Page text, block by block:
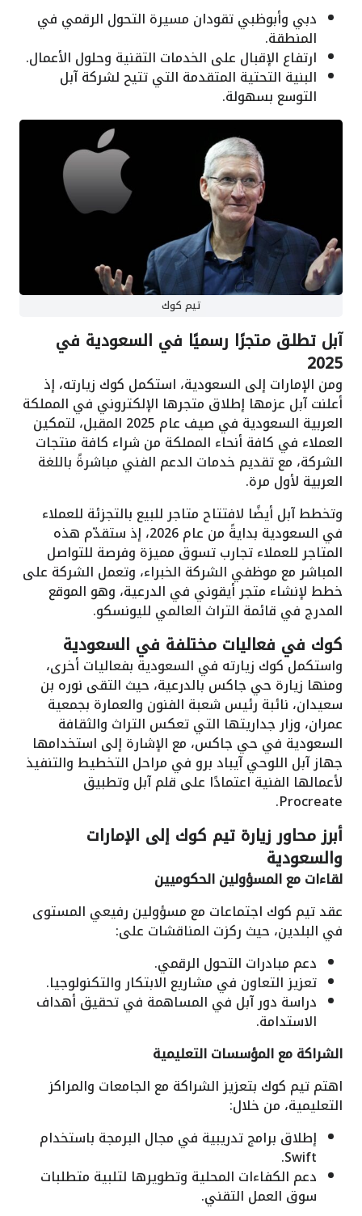
دبي وأبوظبي تقودان مسيرة التحول الرقمي في
المنطقة.
ارتفاع الإقبال على الخدمات التقنية وحلول الأعمال.
البنية التحتية المتقدمة التي تتيح لشركة آبل
التوسع بسهولة.
تيم كوك
آبل تطلق متجرًا رسميًا في السعودية في
2025
ومن الإمارات إلى السعودية، استكمل كوك زيارته، إذ
أعلنت آبل عزمها إطلاق متجرها الإلكتروني في المملكة
العربية السعودية في صيف عام 2025 المقبل، لتمكين
العملاء في كافة أنحاء المملكة من شراء كافة منتجات
الشركة، مع تقديم خدمات الدعم الفني مباشرةً باللغة
العربية لأول مرة.
وتخطط آبل أيضًا لافتتاح متاجر للبيع بالتجزئة للعملاء
في السعودية بدايةً من عام 2026، إذ ستقدّم هذه
المتاجر للعملاء تجارب تسوق مميزة وفرصة للتواصل
المباشر مع موظفي الشركة الخبراء، وتعمل الشركة على
خطط لإنشاء متجر أيقوني في الدرعية، وهو الموقع
المدرج في قائمة التراث العالمي لليونسكو.
كوك في فعاليات مختلفة في السعودية
واستكمل كوك زيارته في السعودية بفعاليات أخرى،
ومنها زيارة حي جاكس بالدرعية، حيث التقى نوره بن
سعيدان، نائبة رئيس شعبة الفنون والعمارة بجمعية
عمران، وزار جداريتها التي تعكس التراث والثقافة
السعودية في حي جاكس، مع الإشارة إلى استخدامها
جهاز آبل اللوحي آيباد برو في مراحل التخطيط والتنفيذ
لأعمالها الفنية اعتمادًا على قلم آبل وتطبيق
Procreate.
أبرز محاور زيارة تيم كوك إلى الإمارات
والسعودية
لقاءات مع المسؤولين الحكوميين
عقد تيم كوك اجتماعات مع مسؤولين رفيعي المستوى
في البلدين، حيث ركزت المناقشات على:
دعم مبادرات التحول الرقمي.
تعزيز التعاون في مشاريع الابتكار والتكنولوجيا.
دراسة دور آبل في المساهمة في تحقيق أهداف
الاستدامة.
الشراكة مع المؤسسات التعليمية
اهتم تيم كوك بتعزيز الشراكة مع الجامعات والمراكز
التعليمية، من خلال:
إطلاق برامج تدريبية في مجال البرمجة باستخدام
Swift.
دعم الكفاءات المحلية وتطويرها لتلبية متطلبات
سوق العمل التقني.